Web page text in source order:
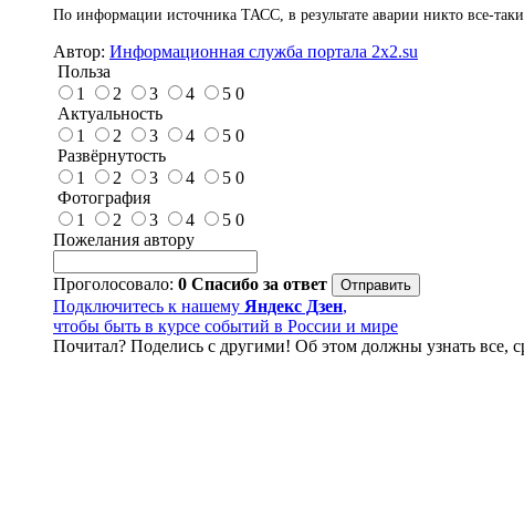
По информации источника ТАСС, в результате аварии никто все-
Автор: Информационная служба портала 2x2.su
Польза
1
2 3 4 5 0
Актуальность
1
2 3 4 5 0
Развёрнутость
1
2 3 4 5 0
Фотография
1
2 3 4 5 0
Пожелания автору
Проголосовало: 0 Спасибо за ответ
Подключитесь к нашему Яндекс Дзен,
чтобы быть в курсе событий в России и мире
Почитал? Поделись с другими! Об этом должны узнать все,